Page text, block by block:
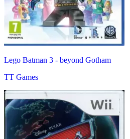
Lego Batman 3 - beyond Gotham
TT Games